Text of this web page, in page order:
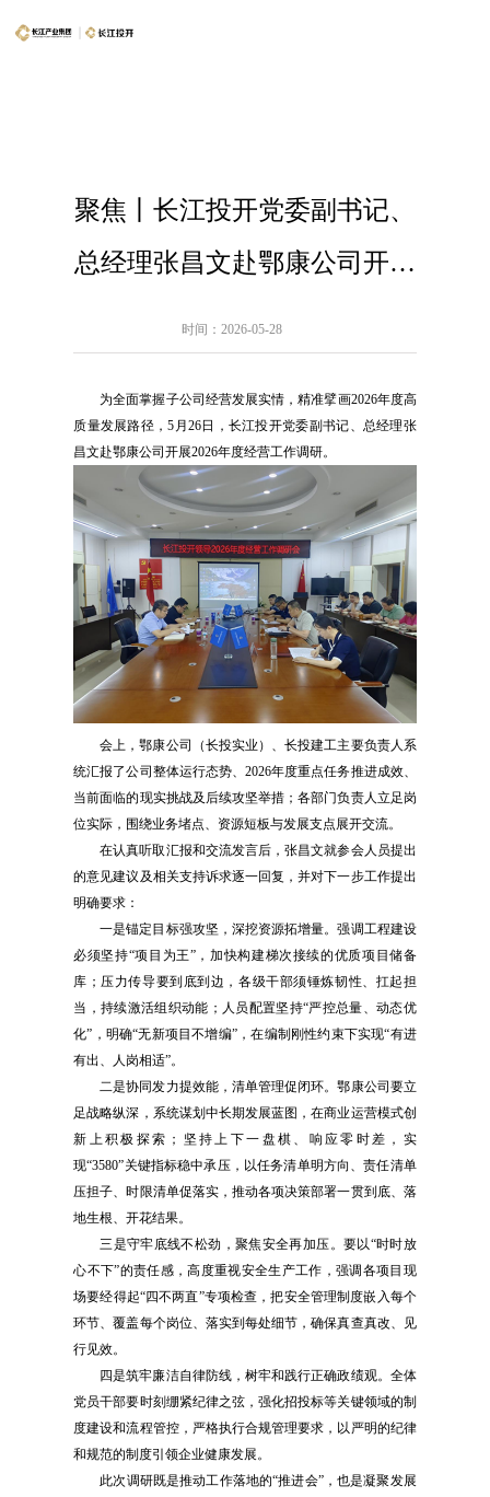
聚焦丨长江投开党委副书记、
总经理张昌文赴鄂康公司开展
时间：2026-05-28
为全面掌握子公司经营发展实情，精准擘画2026年度高
质量发展路径，5月26日，长江投开党委副书记、总经理张
昌文赴鄂康公司开展2026年度经营工作调研。
会上，鄂康公司（长投实业）、长投建工主要负责人系
统汇报了公司整体运行态势、2026年度重点任务推进成效、
当前面临的现实挑战及后续攻坚举措；各部门负责人立足岗
位实际，围绕业务堵点、资源短板与发展支点展开交流。
在认真听取汇报和交流发言后，张昌文就参会人员提出
的意见建议及相关支持诉求逐一回复，并对下一步工作提出
明确要求：
一是锚定目标强攻坚，深挖资源拓增量。强调工程建设
必须坚持“项目为王”，加快构建梯次接续的优质项目储备
库；压力传导要到底到边，各级干部须锤炼韧性、扛起担
当，持续激活组织动能；人员配置坚持“严控总量、动态优
化”，明确“无新项目不增编”，在编制刚性约束下实现“有进
有出、人岗相适”。
二是协同发力提效能，清单管理促闭环。鄂康公司要立
足战略纵深，系统谋划中长期发展蓝图，在商业运营模式创
新上积极探索；坚持上下一盘棋、响应零时差，实
现“3580”关键指标稳中承压，以任务清单明方向、责任清单
压担子、时限清单促落实，推动各项决策部署一贯到底、落
地生根、开花结果。
三是守牢底线不松劲，聚焦安全再加压。要以“时时放
心不下”的责任感，高度重视安全生产工作，强调各项目现
场要经得起“四不两直”专项检查，把安全管理制度嵌入每个
环节、覆盖每个岗位、落实到每处细节，确保真查真改、见
行见效。
四是筑牢廉洁自律防线，树牢和践行正确政绩观。全体
党员干部要时刻绷紧纪律之弦，强化招投标等关键领域的制
度建设和流程管控，严格执行合规管理要求，以严明的纪律
和规范的制度引领企业健康发展。
此次调研既是推动工作落地的“推进会”，也是凝聚发展